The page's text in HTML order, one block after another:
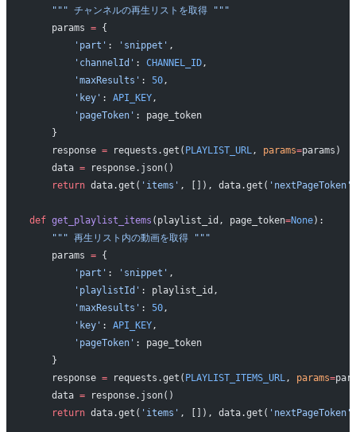
    """ チャンネルの再生リストを取得 """
    params
= {
        'part'
: 'snippet' ,
        'channelId'
: CHANNEL_ID,
        'maxResults'
: 50,
        'key'
: API_KEY,
        'pageToken'
: page_token
    }
    response
= requests.get( PLAYLIST_URL, params=params)
    data
= response.json()
    return
data.get( 'items' , []), data.get( 'nextPageToken'
def get_playlist_items (playlist_id, page_token=None):
    """ 再生リスト内の動画を取得 """
    params
= {
        'part'
: 'snippet' ,
        'playlistId'
: playlist_id,
        'maxResults'
: 50,
        'key'
: API_KEY,
        'pageToken'
: page_token
    }
    response
= requests.get( PLAYLIST_ITEMS_URL, params=
    data
= response.json()
    return
data.get( 'items' , []), data.get( 'nextPageToken'